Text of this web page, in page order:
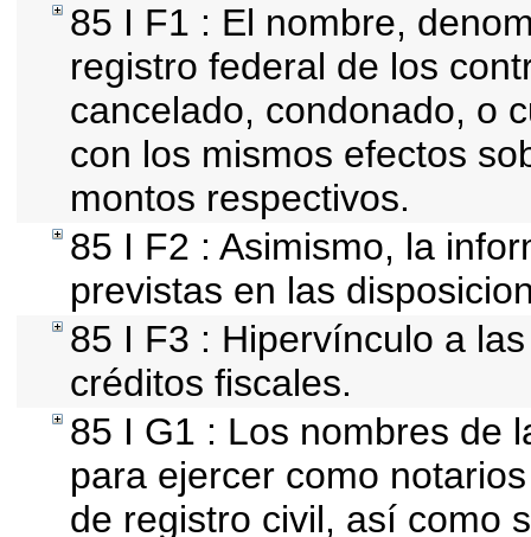
85 I F1 : El nombre,
registro federal de los
cancelado, condonado, o
con los mismos efectos
montos respectivos.
85 I F2 : Asimismo, la
previstas en las
85 I F3 : Hipervínculo a
créditos fiscales.
85 I G1 : Los nombres de
para ejercer como
de registro civil, así como